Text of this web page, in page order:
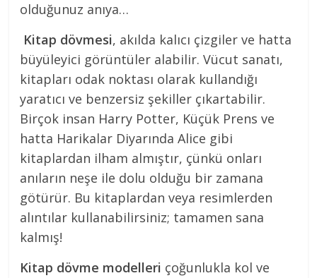
olduğunuz anıya…
Kitap dövmesi, akılda kalıcı çizgiler ve hatta
büyüleyici görüntüler alabilir. Vücut sanatı,
kitapları odak noktası olarak kullandığı
yaratıcı ve benzersiz şekiller çıkartabilir.
Birçok insan Harry Potter, Küçük Prens ve
hatta Harikalar Diyarında Alice gibi
kitaplardan ilham almıştır, çünkü onları
anıların neşe ile dolu olduğu bir zamana
götürür. Bu kitaplardan veya resimlerden
alıntılar kullanabilirsiniz; tamamen sana
kalmış!
Kitap dövme modelleri çoğunlukla kol ve